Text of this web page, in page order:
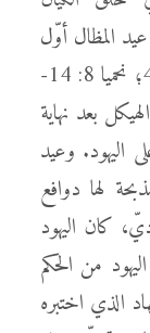
المظال أوّل
عيد يتمّ الاحتفال به بعد السبي (عزرا 3: 4؛ نحميا 8: 14-
بعد نهاية
اليهود. وعيد
لها دوافع
كان اليهود
من الحكم
الذي اختبره